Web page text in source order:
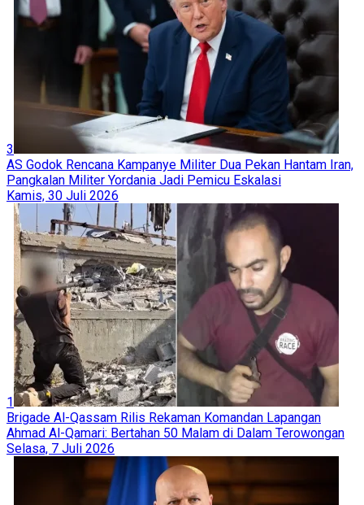
3
AS Godok Rencana Kampanye Militer Dua Pekan Hantam Iran,
Pangkalan Militer Yordania Jadi Pemicu Eskalasi
Kamis, 30 Juli 2026
1
Brigade Al-Qassam Rilis Rekaman Komandan Lapangan
Ahmad Al-Qamari: Bertahan 50 Malam di Dalam Terowongan
Selasa, 7 Juli 2026